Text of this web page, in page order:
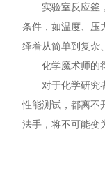
实验室反应釜，
条件，如温度、压
绎着从简单到复杂
化学魔术师的
对于化学研究者
性能测试，都离不
法手，将不可能变